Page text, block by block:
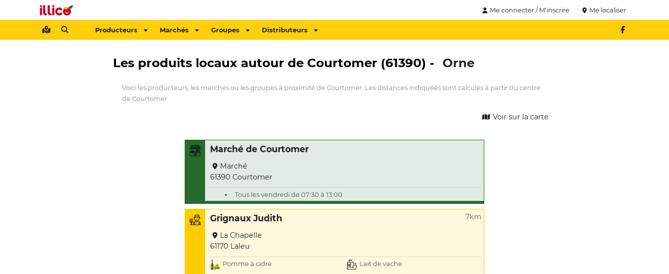
Me connecter / M'inscrire Me localiser
Producteurs Marchés Groupes Distributeurs
Les produits locaux autour de Courtomer (61390) - Orne
Voici les producteurs, les marchés ou les groupes à proximité de Courtomer. Les distances indiquées sont calculés à partir du centre
de Courtomer.
Voir sur la carte
Marché de Courtomer
Marché
61390 Courtomer
Tous les vendredi de 07:30 à 13:00
Grignaux Judith 7km
La Chapelle
61170 Laleu
Pomme à cidre
Lait de vache